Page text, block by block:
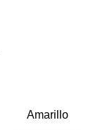
Amarillo